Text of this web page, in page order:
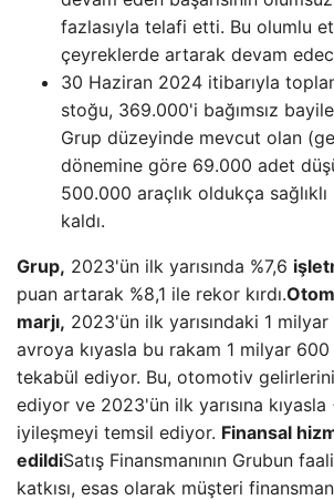
fazlasıyla telafi etti. Bu olumlu
çeyreklerde artarak devam
30 Haziran 2024 itibarıyla
stoğu, 369.000'i bağımsız
Grup düzeyinde mevcut olan
dönemine göre 69.000 adet
500.000 araçlık oldukça
kaldı.
Grup, 2023'ün ilk yarısında %7,6
puan artarak %8,1 ile rekor kırdı.
marjı, 2023'ün ilk yarısındaki 1
avroya kıyasla bu rakam 1 milyar
tekabül ediyor. Bu, otomotiv
ediyor ve 2023'ün ilk yarısına
iyileşmeyi temsil ediyor. Finansal
edildiSatış Finansmanının Grubun
katkısı, esas olarak müşteri